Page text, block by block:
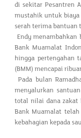
di sekitar Pesantren
mustahik untuk biaya
serah terima bantuan
Endy menambahkan
Bank Muamalat
hingga pertengahan
(BMM) mencapai
Pada bulan
menyalurkan
total nilai dana zakat
Bank Muamalat
kebahagian kepada